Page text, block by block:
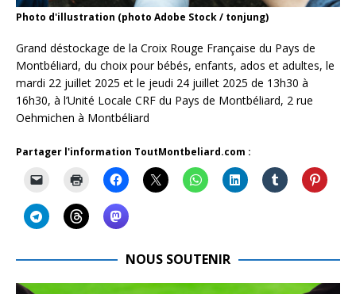
Photo d'illustration (photo Adobe Stock / tonjung)
Grand déstockage de la Croix Rouge Française du Pays de
Montbéliard, du choix pour bébés, enfants, ados et adultes, le
mardi 22 juillet 2025 et le jeudi 24 juillet 2025 de 13h30 à
16h30, à l’Unité Locale CRF du Pays de Montbéliard, 2 rue
Oehmichen à Montbéliard
Partager l'information ToutMontbeliard.com :
NOUS SOUTENIR